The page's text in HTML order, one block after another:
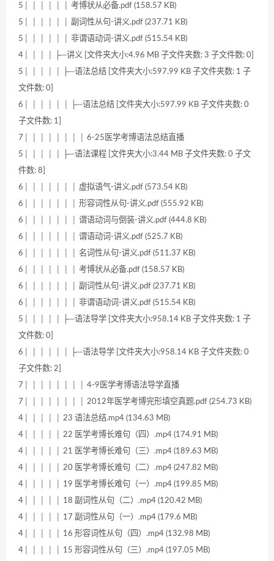
5│ │ │ │ │ │ 考博状从必备.pdf (158.57 KB)
5│ │ │ │ │ │ 副词性从句-讲义.pdf (237.71 KB)
5│ │ │ │ │ │ 非谓语动词-讲义.pdf (515.54 KB)
4│ │ │ │ ├─讲义 [文件夹大小:4.96 MB 子文件夹数: 3 子文件数: 0]
5│ │ │ │ │ ├─语法总结 [文件夹大小:597.99 KB 子文件夹数: 1 子
文件数: 0]
6│ │ │ │ │ │ ├─语法总结 [文件夹大小:597.99 KB 子文件夹数: 0
子文件数: 1]
7│ │ │ │ │ │ │ │ 6-25医学考博语法总结直播
5│ │ │ │ │ ├─语法课程 [文件夹大小:3.44 MB 子文件夹数: 0 子文
件数: 8]
6│ │ │ │ │ │ │ 虚拟语气-讲义.pdf (573.54 KB)
6│ │ │ │ │ │ │ 形容词性从句-讲义.pdf (555.92 KB)
6│ │ │ │ │ │ │ 谓语动词与倒装-讲义.pdf (444.8 KB)
6│ │ │ │ │ │ │ 谓语动词-讲义.pdf (525.7 KB)
6│ │ │ │ │ │ │ 名词性从句-讲义.pdf (511.37 KB)
6│ │ │ │ │ │ │ 考博状从必备.pdf (158.57 KB)
6│ │ │ │ │ │ │ 副词性从句-讲义.pdf (237.71 KB)
6│ │ │ │ │ │ │ 非谓语动词-讲义.pdf (515.54 KB)
5│ │ │ │ │ ├─语法导学 [文件夹大小:958.14 KB 子文件夹数: 1 子
文件数: 0]
6│ │ │ │ │ │ ├─语法导学 [文件夹大小:958.14 KB 子文件夹数: 0
子文件数: 2]
7│ │ │ │ │ │ │ │ 4-9医学考博语法导学直播
7│ │ │ │ │ │ │ │ 2012年医学考博完形填空真题.pdf (254.73 KB)
4│ │ │ │ │ 23 语法总结.mp4 (134.63 MB)
4│ │ │ │ │ 22 医学考博长难句（四）.mp4 (174.91 MB)
4│ │ │ │ │ 21 医学考博长难句（三）.mp4 (189.63 MB)
4│ │ │ │ │ 20 医学考博长难句（二）.mp4 (247.82 MB)
4│ │ │ │ │ 19 医学考博长难句（一）.mp4 (199.85 MB)
4│ │ │ │ │ 18 副词性从句（二）.mp4 (120.42 MB)
4│ │ │ │ │ 17 副词性从句（一）.mp4 (179.6 MB)
4│ │ │ │ │ 16 形容词性从句（四）.mp4 (132.98 MB)
4│ │ │ │ │ 15 形容词性从句（三）.mp4 (197.05 MB)